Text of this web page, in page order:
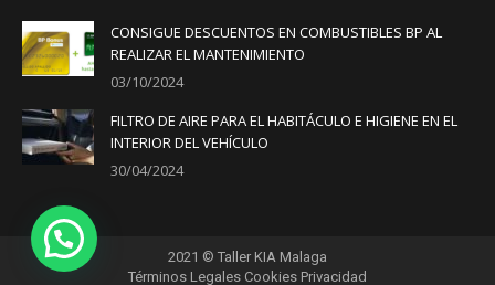
CONSIGUE DESCUENTOS EN COMBUSTIBLES BP AL
REALIZAR EL MANTENIMIENTO
03/10/2024
FILTRO DE AIRE PARA EL HABITÁCULO E HIGIENE EN EL
INTERIOR DEL VEHÍCULO
30/04/2024
2021 © Taller KIA Malaga
Términos Legales Cookies Privacidad